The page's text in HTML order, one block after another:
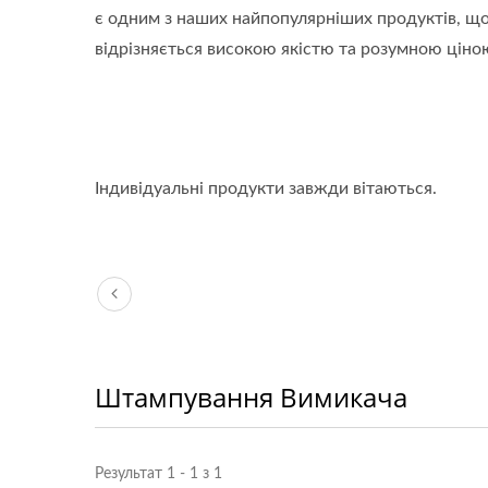
є одним з наших найпопулярніших продуктів,
відрізняється високою якістю та розумною
Індивідуальні продукти завжди вітаються.
Штампування Вимикача
Результат 1 - 1 з 1